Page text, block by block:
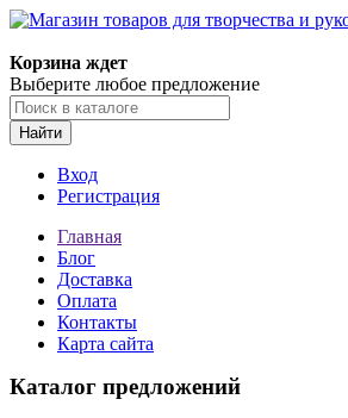
Корзина ждет
Выберите любое предложение
Найти
Вход
Регистрация
Главная
Блог
Доставка
Оплата
Контакты
Карта сайта
Каталог предложений